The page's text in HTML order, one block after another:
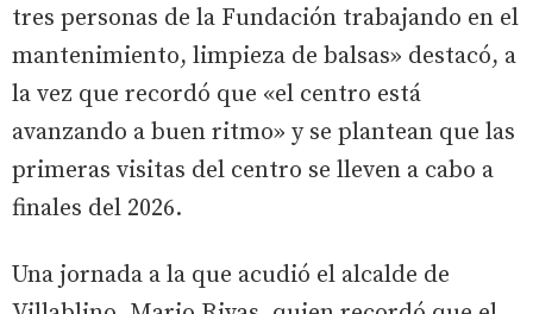
tres personas de la Fundación trabajando en el
mantenimiento, limpieza de balsas» destacó, a
la vez que recordó que «el centro está
avanzando a buen ritmo» y se plantean que las
primeras visitas del centro se lleven a cabo a
finales del 2026.
Una jornada a la que acudió el alcalde de